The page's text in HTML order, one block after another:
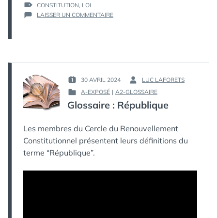
ÉTIQUETTES :
CONSTITUTION, LOI
LAISSER UN COMMENTAIRESUR
CONSTITUTION
ET
POLITIQUE
PUBLIÉ
LE :
30 AVRIL 2024
PAR :
LUC LAFORETS
PUBLIÉ
DANS
A-EXPOSÉ | A2-GLOSSAIRE
Glossaire : République
Les membres du Cercle du Renouvellement
Constitutionnel présentent leurs définitions du
terme “République”.